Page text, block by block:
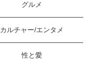
グルメ
カルチャー/エンタメ
性と愛